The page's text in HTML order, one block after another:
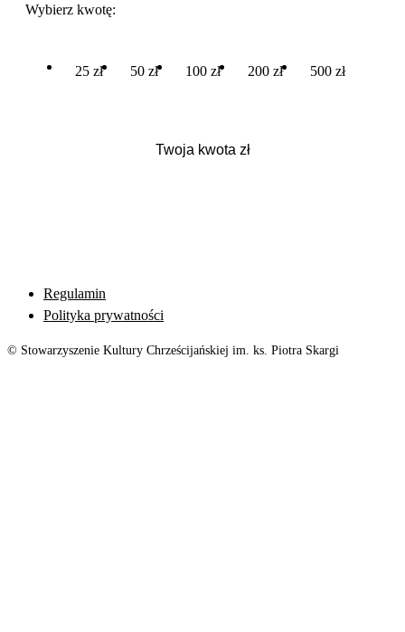
Wybierz kwotę:
25 zł 50 zł 100 zł 200 zł 500 zł
Regulamin
Polityka prywatności
© Stowarzyszenie Kultury Chrześcijańskiej im. ks. Piotra Skargi